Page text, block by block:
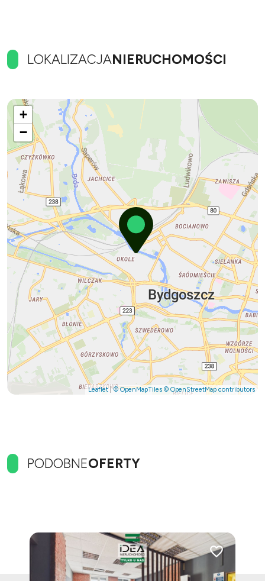
LOKALIZACJANIERUCHOMOŚCI
+
−
Leaflet|© OpenMapTiles © OpenStreetMap contributors
PODOBNEOFERTY
Dodaj do